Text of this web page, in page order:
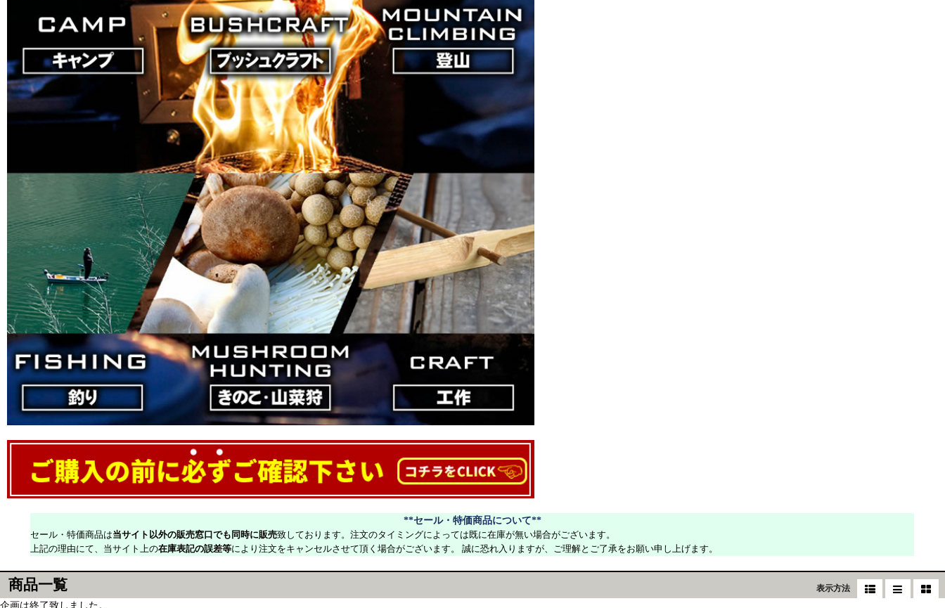
**セール・特価商品について**
セール・特価商品は当サイト以外の販売窓口でも同時に販売致しております。注文のタイミングによっては既に在庫が無い場合がございます。
上記の理由にて、当サイト上の在庫表記の誤差等により注文をキャンセルさせて頂く場合がございます。 誠に恐れ入りますが、ご理解とご了承をお願い申し上げます。
商品一覧 表示方法
企画は終了致しました。